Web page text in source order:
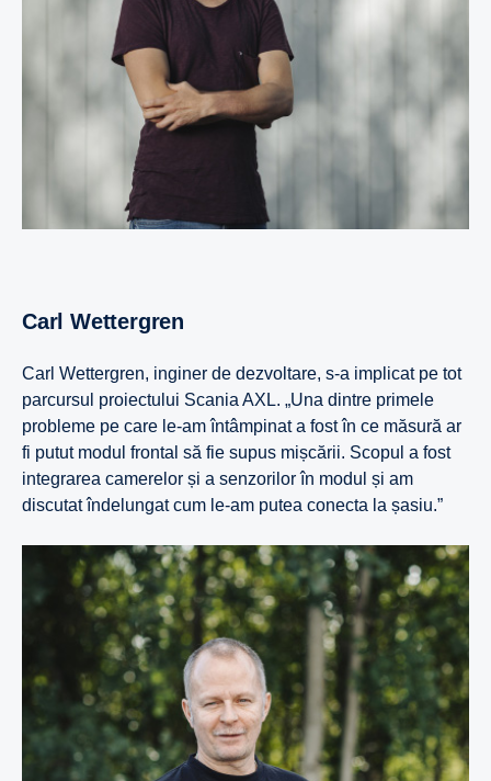
Carl Wettergren
Carl Wettergren, inginer de dezvoltare, s-a implicat pe tot
parcursul proiectului Scania AXL. „Una dintre primele
probleme pe care le-am întâmpinat a fost în ce măsură ar
fi putut modul frontal să fie supus mișcării. Scopul a fost
integrarea camerelor și a senzorilor în modul și am
discutat îndelungat cum le-am putea conecta la șasiu.”